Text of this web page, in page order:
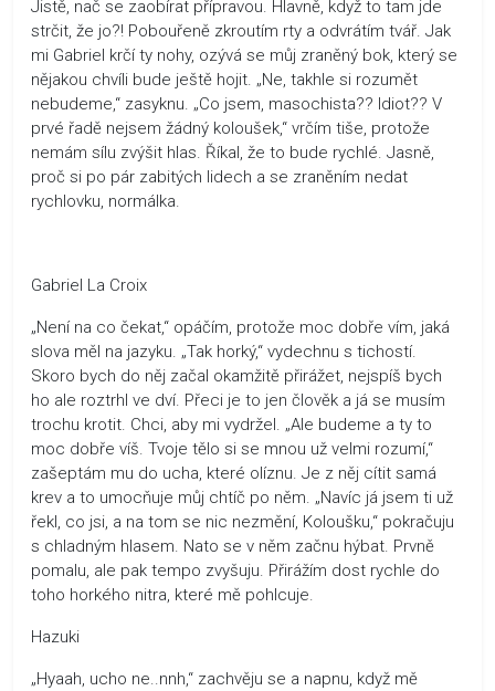
Jistě, nač se zaobírat přípravou. Hlavně, když to tam jde
strčit, že jo?! Pobouřeně zkroutím rty a odvrátím tvář. Jak
mi Gabriel krčí ty nohy, ozývá se můj zraněný bok, který se
nějakou chvíli bude ještě hojit. „Ne, takhle si rozumět
nebudeme,“ zasyknu. „Co jsem, masochista?? Idiot?? V
prvé řadě nejsem žádný koloušek,“ vrčím tiše, protože
nemám sílu zvýšit hlas. Říkal, že to bude rychlé. Jasně,
proč si po pár zabitých lidech a se zraněním nedat
rychlovku, normálka.
Gabriel La Croix
„Není na co čekat,“ opáčím, protože moc dobře vím, jaká
slova měl na jazyku. „Tak horký,“ vydechnu s tichostí.
Skoro bych do něj začal okamžitě přirážet, nejspíš bych
ho ale roztrhl ve dví. Přeci je to jen člověk a já se musím
trochu krotit. Chci, aby mi vydržel. „Ale budeme a ty to
moc dobře víš. Tvoje tělo si se mnou už velmi rozumí,“
zašeptám mu do ucha, které olíznu. Je z něj cítit samá
krev a to umocňuje můj chtíč po něm. „Navíc já jsem ti už
řekl, co jsi, a na tom se nic nezmění, Koloušku,“ pokračuju
s chladným hlasem. Nato se v něm začnu hýbat. Prvně
pomalu, ale pak tempo zvyšuju. Přirážím dost rychle do
toho horkého nitra, které mě pohlcuje.
Hazuki
„Hyaah, ucho ne..nnh,“ zachvěju se a napnu, když mě